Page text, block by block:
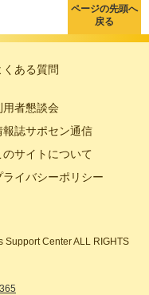
ページの先頭へ
戻る
くある質問
用者懇談会
報誌サポセン通信
のサイトについて
ライバシーポリシー
Support Center ALL RIGHTS